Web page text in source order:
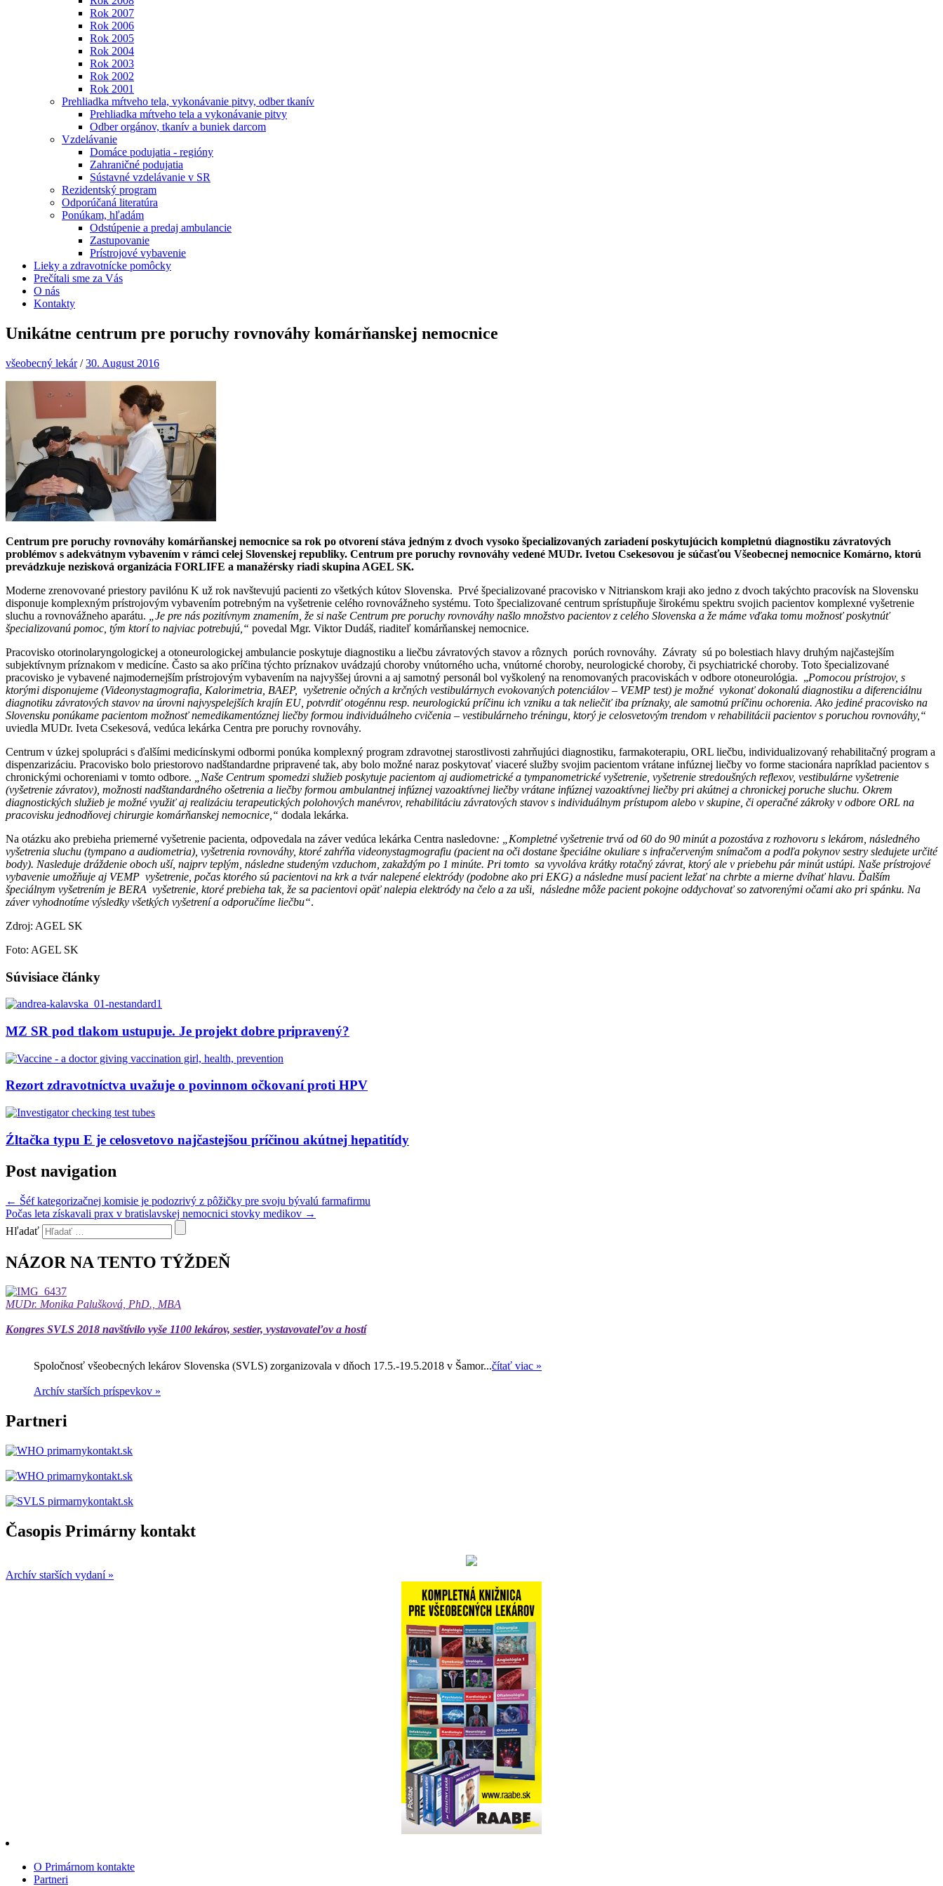
Rok 2007
Rok 2006
Rok 2005
Rok 2004
Rok 2003
Rok 2002
Rok 2001
Prehliadka mŕtveho tela, vykonávanie pitvy, odber tkanív
Prehliadka mŕtveho tela a vykonávanie pitvy
Odber orgánov, tkanív a buniek darcom
Vzdelávanie
Domáce podujatia - regióny
Zahraničné podujatia
Sústavné vzdelávanie v SR
Rezidentský program
Odporúčaná literatúra
Ponúkam, hľadám
Odstúpenie a predaj ambulancie
Zastupovanie
Prístrojové vybavenie
Lieky a zdravotnícke pomôcky
Prečítali sme za Vás
O nás
Kontakty
Unikátne centrum pre poruchy rovnováhy komárňanskej nemocnice
všeobecný lekár/30. August 2016
Centrum pre poruchy rovnováhy komárňanskej nemocnice sa rok po otvorení stáva jedným z dvoch vysoko špecializovaných zariadení poskytujúcich kompletnú diagnostiku závratových
problémov s adekvátnym vybavením v rámci celej Slovenskej republiky. Centrum pre poruchy rovnováhy vedené MUDr. Ivetou Csekesovou je súčasťou Všeobecnej nemocnice Komárno, ktorú
prevádzkuje nezisková organizácia FORLIFE a manažérsky riadi skupina AGEL SK.
Moderne zrenovované priestory pavilónu K už rok navštevujú pacienti zo všetkých kútov Slovenska. Prvé špecializované pracovisko v Nitrianskom kraji ako jedno z dvoch takýchto pracovísk na Slovensku
disponuje komplexným prístrojovým vybavením potrebným na vyšetrenie celého rovnovážneho systému. Toto špecializované centrum sprístupňuje širokému spektru svojich pacientov komplexné vyšetrenie
sluchu a rovnovážneho aparátu.
„Je pre nás pozitívnym znamením, že si naše Centrum pre poruchy rovnováhy našlo množstvo pacientov z celého Slovenska a že máme vďaka tomu možnosť poskytnúť
špecializovanú pomoc, tým ktorí to najviac potrebujú,“ povedal Mgr. Viktor Dudáš, riaditeľ komárňanskej nemocnice.
Pracovisko otorinolaryngologickej a otoneurologickej ambulancie poskytuje diagnostiku a liečbu závratových stavov a rôznych porúch rovnováhy. Závraty sú po bolestiach hlavy druhým najčastejším
subjektívnym príznakom v medicíne. Často sa ako príčina týchto príznakov uvádzajú choroby vnútorného ucha, vnútorné choroby, neurologické choroby, či psychiatrické choroby. Toto špecializované
pracovisko je vybavené najmodernejším prístrojovým vybavením na najvyššej úrovni a aj samotný personál bol vyškolený na renomovaných pracoviskách v odbore otoneurológia. „Pomocou prístrojov, s
ktorými disponujeme (Videonystagmografia, Kalorimetria, BAEP, vyšetrenie očných a krčných vestibulárnych evokovaných potenciálov – VEMP test) je možné vykonať dokonalú diagnostiku a diferenciálnu
diagnotiku závratových stavov na úrovni najvyspelejších krajín EU, potvrdiť otogénnu resp. neurologickú príčinu ich vzniku a tak neliečiť iba príznaky, ale samotnú príčinu ochorenia. Ako jediné pracovisko na
Slovensku ponúkame pacientom možnosť nemedikamentóznej liečby formou individuálneho cvičenia – vestibulárneho tréningu, ktorý je celosvetovým trendom v rehabilitácii pacientov s poruchou rovnováhy, “
uviedla MUDr. Iveta Csekesová, vedúca lekárka Centra pre poruchy rovnováhy.
Centrum v úzkej spolupráci s ďalšími medicínskymi odbormi ponúka komplexný program zdravotnej starostlivosti zahrňujúci diagnostiku, farmakoterapiu, ORL liečbu, individualizovaný rehabilitačný program a
dispenzarizáciu. Pracovisko bolo priestorovo nadštandardne pripravené tak, aby bolo možné naraz poskytovať viaceré služby svojim pacientom vrátane infúznej liečby vo forme stacionára napríklad pacientov s
chronickými ochoreniami v tomto odbore.
„Naše Centrum spomedzi služieb poskytuje pacientom aj audiometrické a tympanometrické vyšetrenie, vyšetrenie stredoušných reflexov, vestibulárne vyšetrenie
(vyšetrenie závratov), možnosti nadštandardného ošetrenia a liečby formou ambulantnej infúznej vazoaktívnej liečby vrátane infúznej vazoaktívnej liečby pri akútnej a chronickej poruche sluchu. Okrem
diagnostických služieb je možné využiť aj realizáciu terapeutických polohových manévrov, rehabilitáciu závratových stavov s individuálnym prístupom alebo v skupine, či operačné zákroky v odbore ORL na
pracovisku jednodňovej chirurgie komárňanskej nemocnice,“ dodala lekárka.
Na otázku ako prebieha priemerné vyšetrenie pacienta, odpovedala na záver vedúca lekárka Centra nasledovne: „Kompletné vyšetrenie trvá od 60 do 90 minút a pozostáva z rozhovoru s lekárom, následného
vyšetrenia sluchu (tympano a audiometria), vyšetrenia rovnováhy, ktoré zahŕňa videonystagmografiu (pacient na oči dostane špeciálne okuliare s infračerveným snímačom a podľa pokynov sestry sledujete určité
body). Nasleduje dráždenie oboch uší, najprv teplým, následne studeným vzduchom, zakaždým po 1 minúte. Pri tomto sa vyvoláva krátky rotačný závrat, ktorý ale v priebehu pár minút ustúpi. Naše prístrojové
vybavenie umožňuje aj VEMP vyšetrenie, počas ktorého sú pacientovi na krk a tvár nalepené elektródy (podobne ako pri EKG) a následne musí pacient ležať na chrbte a mierne dvíhať hlavu. Ďalším
špeciálnym vyšetrením je BERA vyšetrenie, ktoré prebieha tak, že sa pacientovi opäť nalepia elektródy na čelo a za uši, následne môže pacient pokojne oddychovať so zatvorenými očami ako pri spánku. Na
záver vyhodnotíme výsledky všetkých vyšetrení a odporučíme liečbu“.
Zdroj: AGEL SK
Foto: AGEL SK
Súvisiace články
MZ SR pod tlakom ustupuje. Je projekt dobre pripravený?
Rezort zdravotníctva uvažuje o povinnom očkovaní proti HPV
Źltačka typu E je celosvetovo najčastejšou príčinou akútnej hepatitídy
Post navigation
← Šéf kategorizačnej komisie je podozrivý z pôžičky pre svoju bývalú farmafirmu
Počas leta získavali prax v bratislavskej nemocnici stovky medikov →
Hľadať
NÁZOR NA TENTO TÝŽDEŇ
MUDr. Monika Palušková, PhD., MBA
Kongres SVLS 2018 navštívilo vyše 1100 lekárov, sestier, vystavovateľov a hostí
Spoločnosť všeobecných lekárov Slovenska (SVLS) zorganizovala v dňoch 17.5.-19.5.2018 v Šamor...čítať viac »
Archív starších príspevkov »
Partneri
Časopis Primárny kontakt
Archív starších vydaní »
O Primárnom kontakte
Partneri